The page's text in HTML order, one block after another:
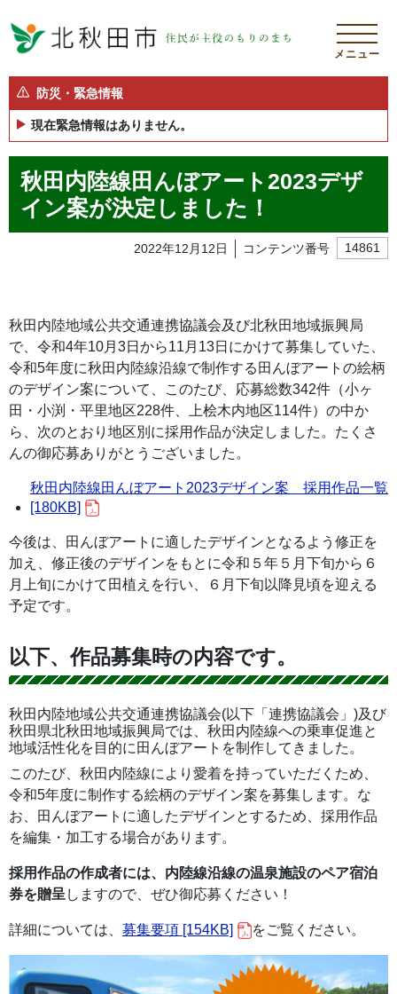
メニュー
防災・緊急情報
現在緊急情報はありません。
秋田内陸線田んぼアート2023デザ
イン案が決定しました！
2022年12月12日 コンテンツ番号 14861
秋田内陸地域公共交通連携協議会及び北秋田地域振興局
で、令和4年10月3日から11月13日にかけて募集していた、
令和5年度に秋田内陸線沿線で制作する田んぼアートの絵柄
のデザイン案について、このたび、応募総数342件（小ヶ
田・小渕・平里地区228件、上桧木内地区114件）の中か
ら、次のとおり地区別に採用作品が決定しました。たくさ
んの御応募ありがとうございました。
秋田内陸線田んぼアート2023デザイン案 採用作品一覧
[180KB]
今後は、田んぼアートに適したデザインとなるよう修正を
加え、修正後のデザインをもとに令和５年５月下旬から６
月上旬にかけて田植えを行い、６月下旬以降見頃を迎える
予定です。
以下、作品募集時の内容です。
秋田内陸地域公共交通連携協議会(以下「連携協議会」)及び
秋田県北秋田地域振興局では、秋田内陸線への乗車促進と
地域活性化を目的に田んぼアートを制作してきました。
このたび、秋田内陸線により愛着を持っていただくため、
令和5年度に制作する絵柄のデザイン案を募集します。な
お、田んぼアートに適したデザインとするため、採用作品
を編集・加工する場合があります。
採用作品の作成者には、内陸線沿線の温泉施設のペア宿泊
券を贈呈 しますので、ぜひ御応募ください！
詳細については、 募集要項 [154KB] をご覧ください。